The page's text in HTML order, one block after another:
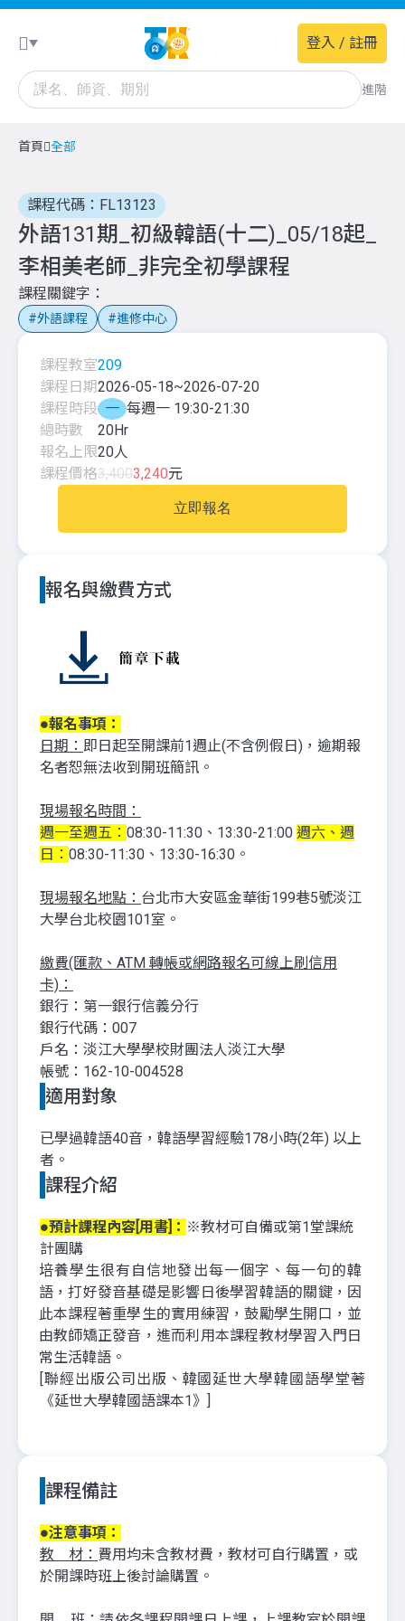
進階
登入 / 註冊
首頁 全部
課程代碼：FL13123
外語131期_初級韓語(十二)_05/18起_
李相美老師_非完全初學課程
課程關鍵字
外語課程 進修中心
課程教室209
課程日期2026-05-18~2026-07-20
課程時段 一 每週一 19:30-21:30
總時數
20Hr
報名上限20人
課程價格3,4003,240元
立即報名
報名與繳費方式
●報名事項：
日期： 即日起至開課前1週止(不含例假日)，逾期報
名者恕無法收到開班簡訊。
現場報名時間：
週一至週五： 08:30-11:30、13:30-21:00 週六、週
日： 08:30-11:30、13:30-16:30。
現場報名地點： 台北市大安區金華街199巷5號淡江
大學台北校園101室。
繳費(匯款、ATM 轉帳或網路報名可線上刷信用
卡)：
銀行：第一銀行信義分行
銀行代碼：007
戶名：淡江大學學校財團法人淡江大學
帳號：162-10-004528
適用對象
已學過韓語40音，韓語學習經驗178小時(2年) 以上
者。
課程介紹
●預計課程內容[用書]： ※教材可自備或第1堂課統
計團購
培養學生很有自信地發出每一個字、每一句的韓
語，打好發音基礎是影響日後學習韓語的關鍵，因
此本課程著重學生的實用練習，鼓勵學生開口，並
由教師矯正發音，進而利用本課程教材學習入門日
常生活韓語。
[聯經出版公司出版、韓國延世大學韓國語學堂著
《延世大學韓國語課本1》]
課程備註
●注意事項：
教 材： 費用均未含教材費，教材可自行購置，或
於開課時班上後討論購置。